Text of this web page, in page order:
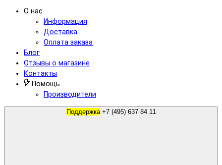
О нас
Информация
Доставка
Оплата заказа
Блог
Отзывы о магазине
Контакты
Помощь
Производители
Поддержка +7 (495) 637 84 11